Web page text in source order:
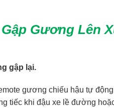
Gương Lên
gập lại.
gương chiếu hậu tự
tiếc khi đậu xe lề đường